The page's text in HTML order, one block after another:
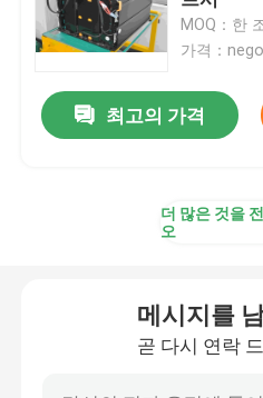
리튬 트랙터 배터리
적재기 배터리
잔디 깎는 기계 리튬 배터
MOQ：한
가격：
최고의 가격
더 많은 것을
오
메시지를
곧 다시 연락